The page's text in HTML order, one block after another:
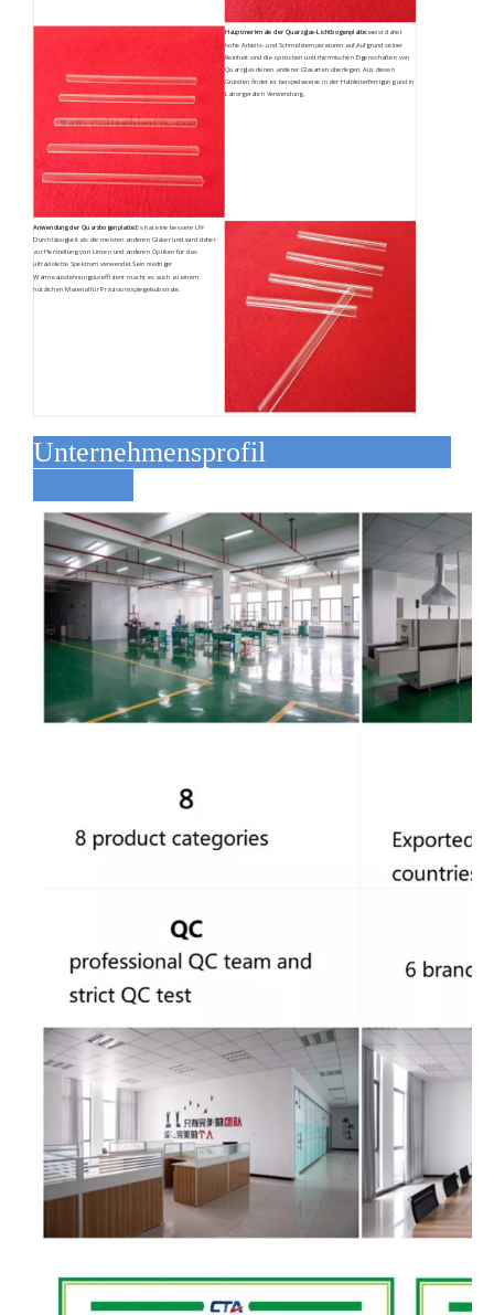
Hauptmerkmale der Quarzglas-Lichtbogenplatte:weist daher
hohe Arbeits- und Schmelztemperaturen auf.Aufgrund seiner
Reinheit sind die optischen und thermischen Eigenschaften von
Quarzglas denen anderer Glasarten überlegen. Aus diesen
Gründen findet es beispielsweise in der Halbleiterfertigung und in
Laborgeräten Verwendung.
Anwendung der Quarzbogenplatte:Es hat eine bessere UV-
Durchlässigkeit als die meisten anderen Gläser und wird daher
zur Herstellung von Linsen und anderen Optiken für das
ultraviolette Spektrum verwendet.Sein niedriger
Wärmeausdehnungskoeffizient macht es auch zu einem
nützlichen Material für Präzisionsspiegelsubstrate.
Unternehmensprofil